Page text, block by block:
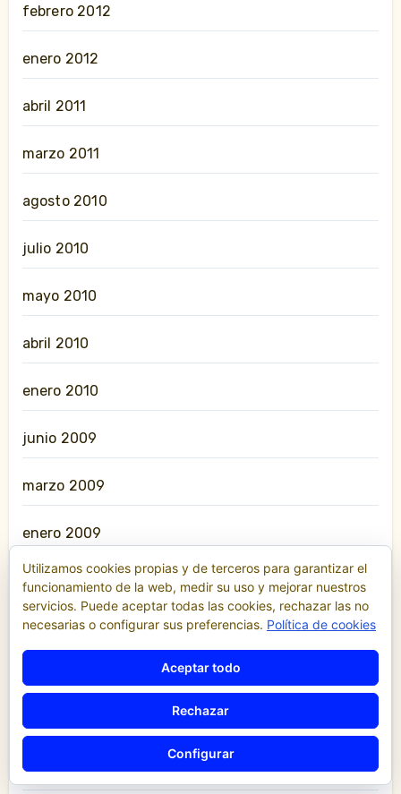
febrero 2012
enero 2012
abril 2011
marzo 2011
agosto 2010
julio 2010
mayo 2010
abril 2010
enero 2010
junio 2009
marzo 2009
enero 2009
noviembre 2008
julio 2008
diciembre 2007
diciembre 2006
Utilizamos cookies propias y de terceros para garantizar el
funcionamiento de la web, medir su uso y mejorar nuestros
servicios. Puede aceptar todas las cookies, rechazar las no
necesarias o configurar sus preferencias. Política de cookies
Aceptar todo
Rechazar
Configurar